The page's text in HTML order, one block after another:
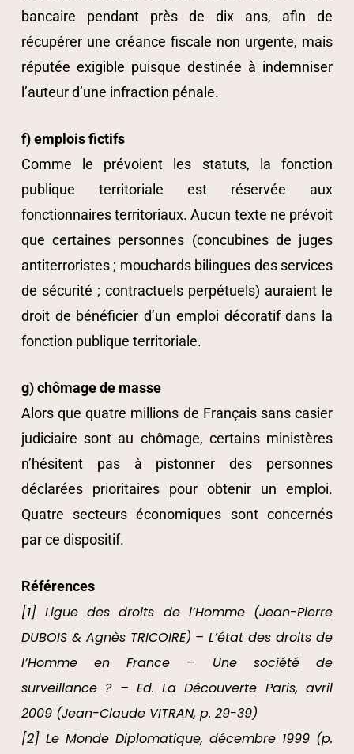
bancaire pendant près de dix ans, afin de
récupérer une créance fiscale non urgente, mais
réputée exigible puisque destinée à indemniser
l’auteur d’une infraction pénale.
f) emplois fictifs
Comme le prévoient les statuts, la fonction
publique territoriale est réservée aux
fonctionnaires territoriaux. Aucun texte ne prévoit
que certaines personnes (concubines de juges
antiterroristes ; mouchards bilingues des services
de sécurité ; contractuels perpétuels) auraient le
droit de bénéficier d’un emploi décoratif dans la
fonction publique territoriale.
g) chômage de masse
Alors que quatre millions de Français sans casier
judiciaire sont au chômage, certains ministères
n’hésitent pas à pistonner des personnes
déclarées prioritaires pour obtenir un emploi.
Quatre secteurs économiques sont concernés
par ce dispositif.
Références
[1] Ligue des droits de l’Homme (Jean-Pierre
DUBOIS & Agnès TRICOIRE) – L’état des droits de
l’Homme en France – Une société de
surveillance ? – Ed. La Découverte Paris, avril
2009 (Jean-Claude VITRAN, p. 29-39)
[2] Le Monde Diplomatique, décembre 1999 (p.